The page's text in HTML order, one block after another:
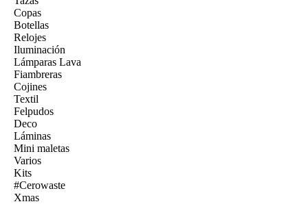
Copas
Botellas
Relojes
Iluminación
Lámparas Lava
Fiambreras
Cojines
Textil
Felpudos
Deco
Láminas
Mini maletas
Varios
Kits
#Cerowaste
Xmas